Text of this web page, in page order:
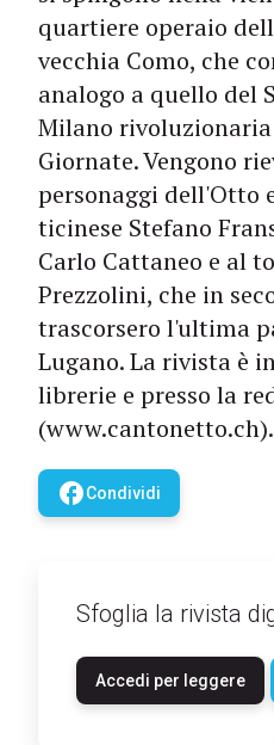
quartiere operaio
vecchia Como, che
analogo a quello del
Milano
Giornate. Vengono
personaggi dell'Otto
ticinese Stefano
Carlo Cattaneo e al
Prezzolini, che in
trascorsero l'ultima
Lugano. La rivista è
librerie e presso la
(www.cantonetto.ch).
facebookCondividi
Sfoglia la rivista
Accedi per leggere